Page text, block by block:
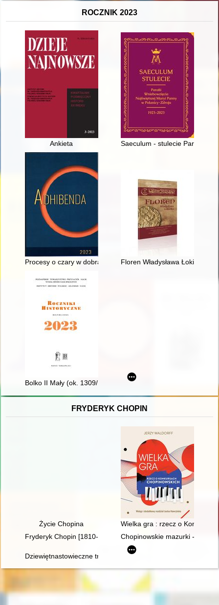
ROCZNIK 2023
Ankieta Saeculum - stulecie Parafii
Procesy o czary w dobrach międzychodzkich Unrugów
Floren Władysława Łokietka
Bolko II Mały (ok. 1309/12 - 1368) - recenzja]
FRYDERYK CHOPIN
Życie Chopina
Wielka gra : rzecz o
Fryderyk Chopin [1810-1849]
Chopinowskie mazurki - czyli
Dziewiętnastowieczne transkrypcje utworów Fryderyka